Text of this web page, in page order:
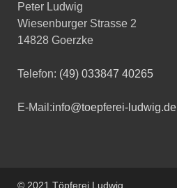
Peter Ludwig
Wiesenburger Strasse 2
14828 Goerzke
Telefon: (49) 033847 40265
E-Mail:info@toepferei-ludwig.de
© 2021 Töpferei Ludwig